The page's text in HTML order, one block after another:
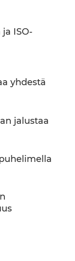
ISO-
yhdestä
jalustaa